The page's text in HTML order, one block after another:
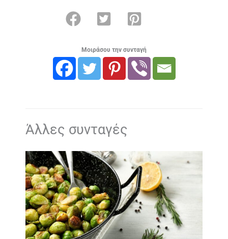
Μοιράσου την συνταγή
Άλλες συνταγές